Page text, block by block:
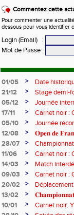
Commentez cette
Pour commenter une
dessous pour vous identifier
Login (Email)
:
Mot de Passe :
01/05 >
Date
21/12
>
Stage demi-
05/12
>
Journée
17/11
>
Carnet noir :
05/10
>
Journée
12/08
>
𝐎𝐩𝐞𝐧 𝐝𝐞
28/07
>
11/06
>
Carnet noir :
14/03
>
Match
09/03
>
Carnet noir :
20/02
>
13/02
>
10/01
> Carnet noir: